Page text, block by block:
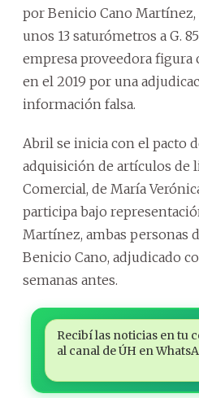
por Benicio Cano
unos 13 saturómetros a G.
empresa proveedora figura
en el 2019 por una
información falsa.
Abril se inicia con el pacto
adquisición de artículos de
Comercial, de María
participa bajo
Martínez, ambas personas
Benicio Cano, adjudicado
semanas antes.
Recibí las noticias en tu
al canal de ÚH en